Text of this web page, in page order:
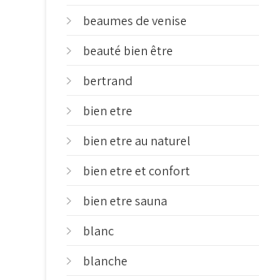
beaumes de venise
beauté bien être
bertrand
bien etre
bien etre au naturel
bien etre et confort
bien etre sauna
blanc
blanche